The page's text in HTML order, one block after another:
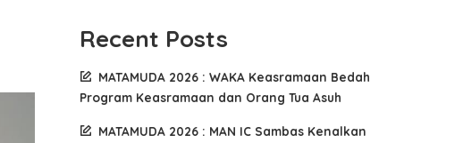
Recent Posts
MATAMUDA 2026 : WAKA Keasramaan Bedah
Program Keasramaan dan Orang Tua Asuh
MATAMUDA 2026 : MAN IC Sambas Kenalkan